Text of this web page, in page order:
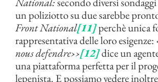
un poliziotto su due sarebbe
Front National[11]perchè unica
rappresentativa delle loro esigenze:
nous defendre››[12]dice un
una piattaforma perfetta per il
lepenista. E possiamo vedere inoltre